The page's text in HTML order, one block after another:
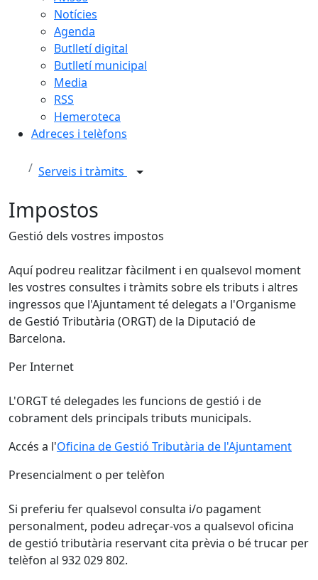
Notícies
Agenda
Butlletí digital
Butlletí municipal
Media
RSS
Hemeroteca
Adreces i telèfons
Serveis i tràmits
Impostos
Gestió dels vostres impostos
Aquí podreu realitzar fàcilment i en qualsevol moment
les vostres consultes i tràmits sobre els tributs i altres
ingressos que l'Ajuntament té delegats a l'Organisme
de Gestió Tributària (ORGT) de la Diputació de
Barcelona.
Per Internet
L'ORGT té delegades les funcions de gestió i de
cobrament dels principals tributs municipals.
Accés a l'Oficina de Gestió Tributària de l'Ajuntament
Presencialment o per telèfon
Si preferiu fer qualsevol consulta i/o pagament
personalment, podeu adreçar-vos a qualsevol oficina
de gestió tributària reservant cita prèvia o bé trucar per
telèfon al 932 029 802.